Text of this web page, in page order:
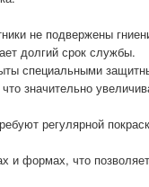
не подвержены
долгий срок службы.
специальными
значительно
регулярной
и формах, что